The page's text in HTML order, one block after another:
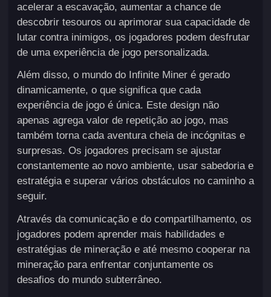
acelerar a escavação, aumentar a chance de
descobrir tesouros ou aprimorar sua capacidade de
lutar contra inimigos, os jogadores podem desfrutar
de uma experiência de jogo personalizada.
Além disso, o mundo do Infinite Miner é gerado
dinamicamente, o que significa que cada
experiência de jogo é única. Este design não
apenas agrega valor de repetição ao jogo, mas
também torna cada aventura cheia de incógnitas e
surpresas. Os jogadores precisam se ajustar
constantemente ao novo ambiente, usar sabedoria e
estratégia e superar vários obstáculos no caminho a
seguir.
Através da comunicação e do compartilhamento, os
jogadores podem aprender mais habilidades e
estratégias de mineração e até mesmo cooperar na
mineração para enfrentar conjuntamente os
desafios do mundo subterrâneo.